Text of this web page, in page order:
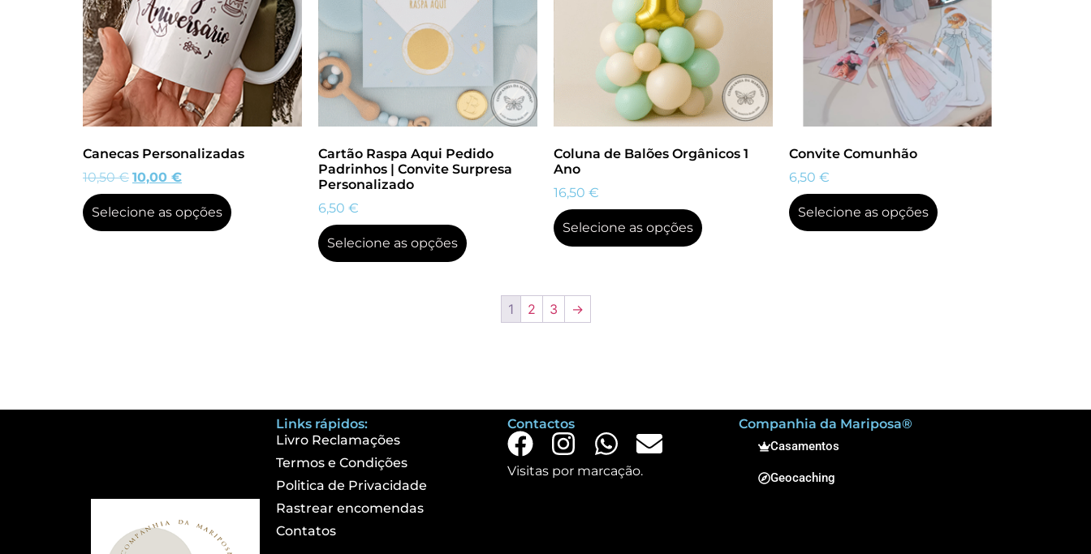
Canecas Personalizadas
10,50€ 10,00 €
Selecione as opções
Cartão Raspa Aqui Pedido
Padrinhos | Convite Surpresa
Personalizado
6,50 €
Selecione as opções
Coluna de Balões Orgânicos 1
Ano
16,50 €
Selecione as opções
Convite Comunhão
6,50 €
Selecione as opções
1 2 3 →
Links rápidos:
Livro Reclamações
Termos e Condições
Politica de Privacidade
Rastrear encomendas
Contatos
Contactos
Visitas por marcação.
Companhia da Mariposa®
Casamentos
Geocaching